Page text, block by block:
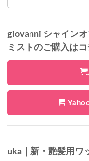
giovanni シャイン
ミストのご購入はコ
uka｜新・艶髪用ワ